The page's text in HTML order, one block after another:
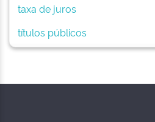
taxa de juros
títulos públicos